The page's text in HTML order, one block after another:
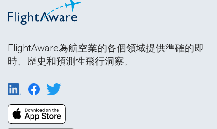
FlightAware為航空業的各個領域提供準確的即
時、歷史和預測性飛行洞察。